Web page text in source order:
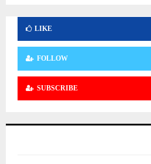
LIKE
FOLLOW
SUBSCRIBE